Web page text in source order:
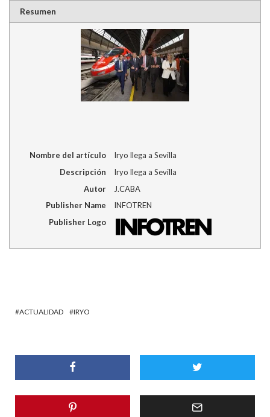
Resumen
Nombre del artículo
Iryo llega a Sevilla
Descripción
Iryo llega a Sevilla
Autor
J.CABA
Publisher Name
INFOTREN
Publisher Logo
ACTUALIDAD IRYO